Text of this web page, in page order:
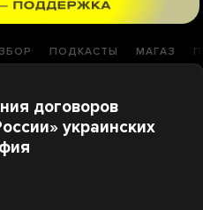
ПОДКАСТЫ МАГАЗ
договоров
украинских